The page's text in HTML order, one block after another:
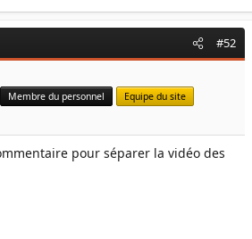
#52
Membre du personnel
Equipe du site
pour séparer la vidéo des